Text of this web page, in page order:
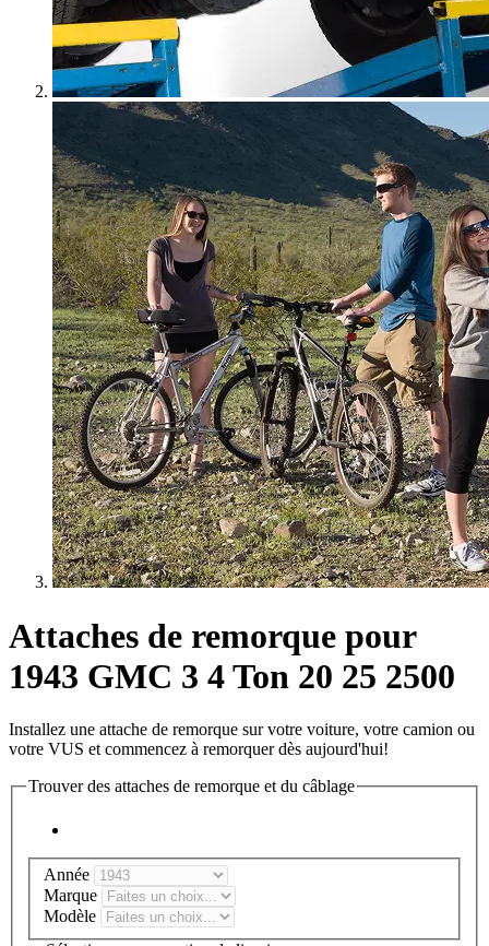
Attaches de remorque pour
1943 GMC 3 4 Ton 20 25 2500
Installez une attache de remorque sur votre voiture, votre camion ou
votre VUS et commencez à remorquer dès aujourd'hui!
Trouver des attaches de remorque et du câblage
Année
Marque
Modèle